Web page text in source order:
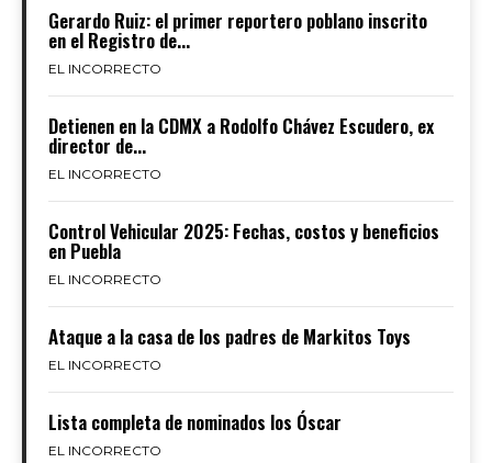
Gerardo Ruiz: el primer reportero poblano inscrito
en el Registro de...
EL INCORRECTO
Detienen en la CDMX a Rodolfo Chávez Escudero, ex
director de...
EL INCORRECTO
Control Vehicular 2025: Fechas, costos y beneficios
en Puebla
EL INCORRECTO
Ataque a la casa de los padres de Markitos Toys
EL INCORRECTO
Lista completa de nominados los Óscar
EL INCORRECTO